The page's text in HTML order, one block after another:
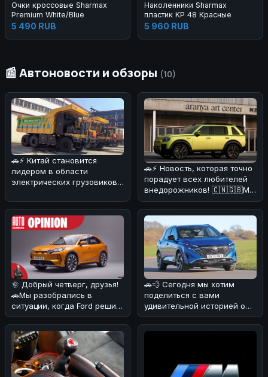
Очки кроссовые Sharmax
Premium White/Blue
5 490 RUB
Наколенники Sharmax
пластик KP 48 Красные
5 960 RUB
📰 Автоновости и обзоры (10)
🚗⚡ Китай становится
лидером в области
электрических грузовиков!
начал работат
🚗⚡ Новость, которая точно
порадует всех любителей
внедорожников! 🇨🇳🇬🇧Мы
разобрались в деталях и
🌞 Добрый четверг, друзья!
🚗Мы разобрались в
ситуации, когда Ford решил
объединиться с китайскими
б
🚗💨 Сегодня мы хотим
поделиться с вами
удивительной историей о
Nissan Qashqai, который
сумел преодо